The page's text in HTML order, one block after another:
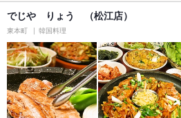
でじや りょう （松江店）
東本町 韓国料理